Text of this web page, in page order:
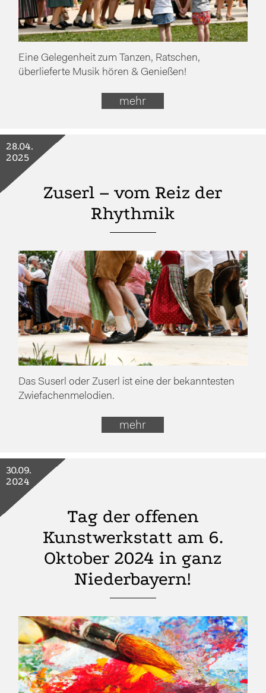
Eine Gelegenheit zum Tanzen, Ratschen,
überlieferte Musik hören & Genießen!
mehr
Zuserl – vom Reiz der
Rhythmik
28.04.
2025
Das Suserl oder Zuserl ist eine der bekanntesten
Zwiefachenmelodien.
mehr
Tag der offenen
Kunstwerkstatt am 6.
Oktober 2024 in ganz
Niederbayern!
30.09.
2024